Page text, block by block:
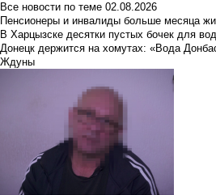
Все новости по теме 02.08.2026
Пенсионеры и инвалиды больше месяца
В Харцызске десятки пустых бочек для
Донецк держится на хомутах: «Вода
Ждуны